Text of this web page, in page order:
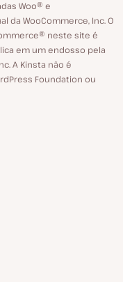
Woo® e
da WooCommerce, Inc. O
neste site é
em um endosso pela
A Kinsta não é
Foundation ou